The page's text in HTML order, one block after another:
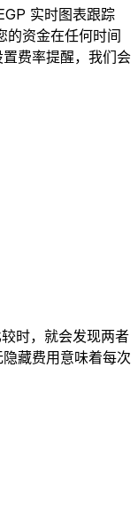
实时图表跟踪
的资金在任何时间
费率提醒，我们会
时，就会发现两者
藏费用意味着每次